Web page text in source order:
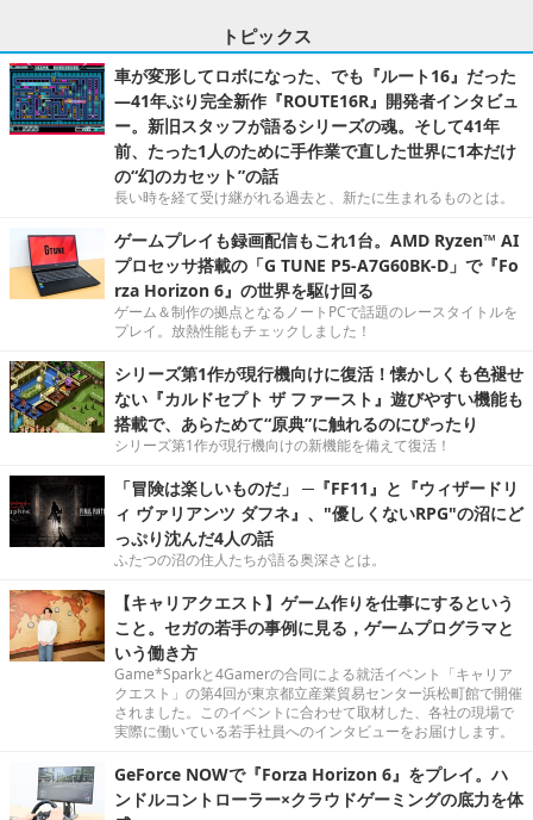
トピックス
車が変形してロボになった、でも『ルート16』だった
―41年ぶり完全新作『ROUTE16R』開発者インタビュ
ー。新旧スタッフが語るシリーズの魂。そして41年
前、たった1人のために手作業で直した世界に1本だけ
の“幻のカセット”の話
長い時を経て受け継がれる過去と、新たに生まれるものとは。
ゲームプレイも録画配信もこれ1台。AMD Ryzen™ AI
プロセッサ搭載の「G TUNE P5-A7G60BK-D」で『Fo
rza Horizon 6』の世界を駆け回る
ゲーム＆制作の拠点となるノートPCで話題のレースタイトルを
プレイ。放熱性能もチェックしました！
シリーズ第1作が現行機向けに復活！懐かしくも色褪せ
ない『カルドセプト ザ ファースト』遊びやすい機能も
搭載で、あらためて“原典”に触れるのにぴったり
シリーズ第1作が現行機向けの新機能を備えて復活！
「冒険は楽しいものだ」 ─『FF11』と『ウィザードリ
ィ ヴァリアンツ ダフネ』、"優しくないRPG"の沼にど
っぷり沈んだ4人の話
ふたつの沼の住人たちが語る奥深さとは。
【キャリアクエスト】ゲーム作りを仕事にするという
こと。セガの若手の事例に見る，ゲームプログラマと
いう働き方
Game*Sparkと4Gamerの合同による就活イベント「キャリア
クエスト」の第4回が東京都立産業貿易センター浜松町館で開催
されました。このイベントに合わせて取材した、各社の現場で
実際に働いている若手社員へのインタビューをお届けします。
GeForce NOWで『Forza Horizon 6』をプレイ。ハ
ンドルコントローラー×クラウドゲーミングの底力を体